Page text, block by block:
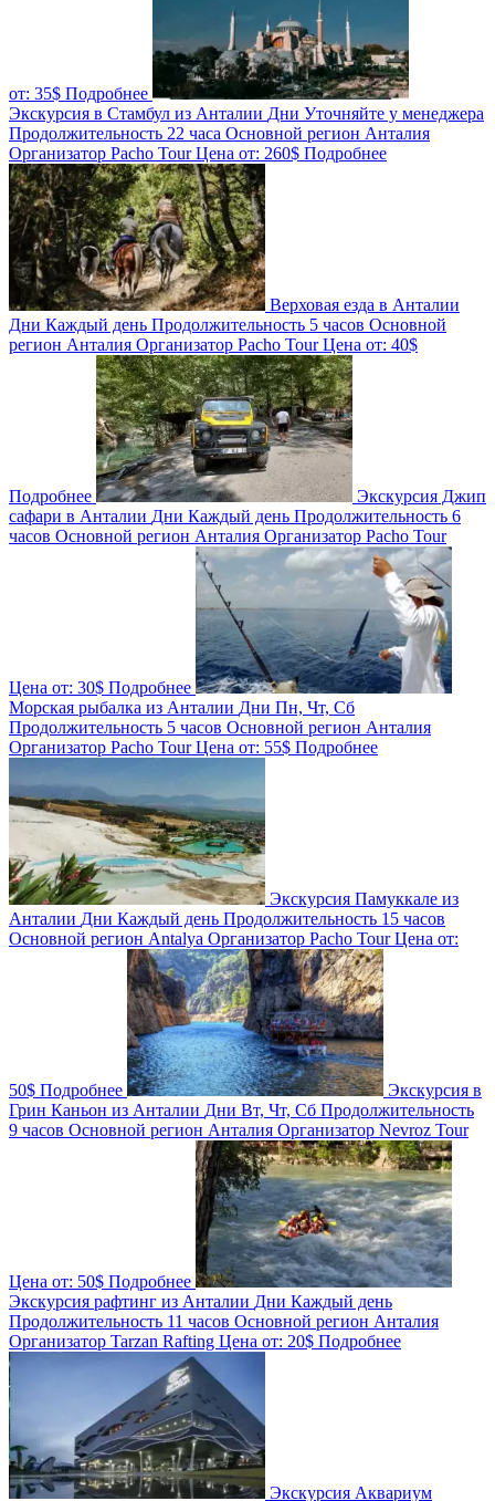
от: 35$ Подробнее
Экскурсия в Стамбул из Анталии Дни Уточняйте у менеджера
Продолжительность 22 часа Основной регион Анталия
Организатор Pacho TourЦена от: 260$ Подробнее
Верховая езда в Анталии
Дни Каждый день Продолжительность 5 часов Основной
регион Анталия Организатор Pacho TourЦена от: 40$
Подробнее
Экскурсия Джип
сафари в Анталии Дни Каждый день Продолжительность 6
часов Основной регион Анталия Организатор Pacho Tour
Цена от: 30$ Подробнее
Морская рыбалка из Анталии Дни Пн, Чт, Сб
Продолжительность 5 часов Основной регион Анталия
Организатор Pacho TourЦена от: 55$ Подробнее
Экскурсия Памуккале из
Анталии Дни Каждый день Продолжительность 15 часов
Основной регион Antalya Организатор Pacho TourЦена от:
50$ Подробнее
Экскурсия в
Грин Каньон из Анталии Дни Вт, Чт, Сб Продолжительность
9 часов Основной регион Анталия Организатор Nevroz Tour
Цена от: 50$ Подробнее
Экскурсия рафтинг из Анталии Дни Каждый день
Продолжительность 11 часов Основной регион Анталия
Организатор Tarzan Rafting Цена от: 20$ Подробнее
Экскурсия Аквариум